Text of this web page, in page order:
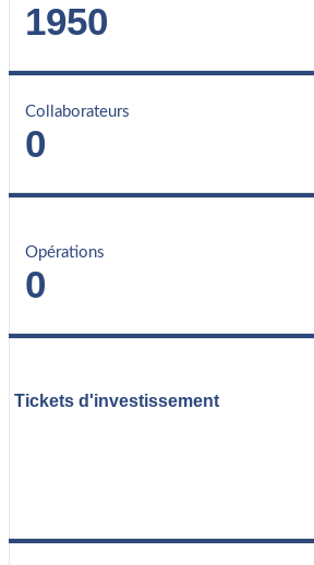
1950
Collaborateurs
0
Opérations
0
Tickets d'investissement